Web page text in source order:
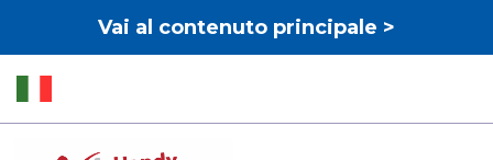
Vai al contenuto principale >